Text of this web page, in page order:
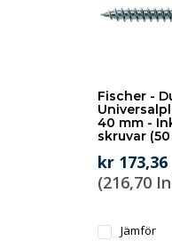
Fischer -
40 mm -
skruvar
kr 173,36
(216,70
Jämför